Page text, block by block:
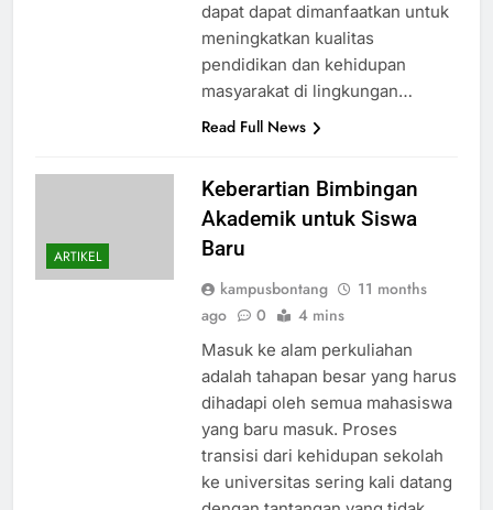
dapat dapat dimanfaatkan untuk
meningkatkan kualitas
pendidikan dan kehidupan
masyarakat di lingkungan…
Read Full News
ARTIKEL
Keberartian Bimbingan
Akademik untuk Siswa
Baru
kampusbontang
11 months
ago
0 4 mins
Masuk ke alam perkuliahan
adalah tahapan besar yang harus
dihadapi oleh semua mahasiswa
yang baru masuk. Proses
transisi dari kehidupan sekolah
ke universitas sering kali datang